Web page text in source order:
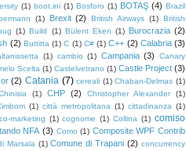
(1) boot.ini (1) Bosforo (1) BOTAŞ (4) Brazil
(1) Brexit (2) British Airways (1) British
(1) Build (1) Bülent Eken (1) Burocrazia (2)
(2) Buttitta (1) C (1) C# (1) C++ (2) Calabria (3)
(1) cambio (1) Campania (3)
Canary
Scelta (1) Castelvetrano (1) Castle Project (3)
(2) Catania (7) cereali (1) Chaban-Delmas (1)
(1) CHP (2) Christopher Alexander
(1)
(1) città metropolitana (1) cittadinanza (1)
co-marketing (1) cognome (1) Collina (1) comiso
NFA (3) Como (1) Composite WPF Contrib
Marsala (1) Comune di Trapani (2) concurrency